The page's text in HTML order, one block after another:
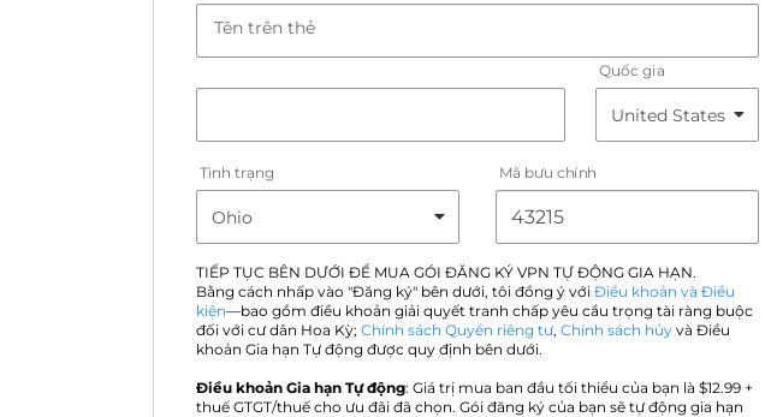
Tên trên thẻ
Quốc gia
Tình trạng Mã bưu chính
TIẾP TỤC BÊN DƯỚI ĐỂ MUA GÓI ĐĂNG KÝ VPN TỰ ĐỘNG GIA HẠN.
Bằng cách nhấp vào "Đăng ký" bên dưới, tôi đồng ý với Điều khoản và Điều
kiện—bao gồm điều khoản giải quyết tranh chấp yêu cầu trọng tài ràng buộc
đối với cư dân Hoa Kỳ; Chính sách Quyền riêng tư, Chính sách hủy và Điều
khoản Gia hạn Tự động được quy định bên dưới.
Điều khoản Gia hạn Tự động: Giá trị mua ban đầu tối thiểu của bạn là $12.99 +
thuế GTGT/thuế cho ưu đãi đã chọn. Gói đăng ký của bạn sẽ tự động gia hạn